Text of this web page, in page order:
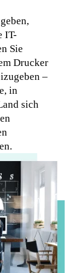
IT-
Sie
Drucker
–
in
sich